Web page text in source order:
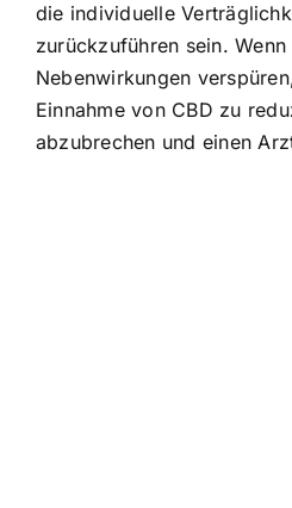
die individuelle
zurückzuführen sein. Wenn
Nebenwirkungen
Einnahme von CBD zu
abzubrechen und einen